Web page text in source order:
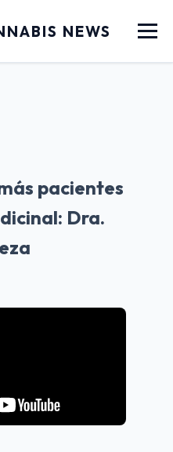
NEWS Menu
pacientes
Dra.